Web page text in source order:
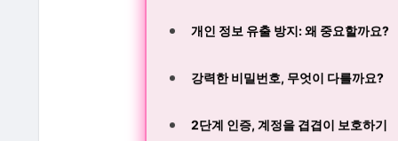
개인 정보 유출 방지: 왜 중요할까요?
강력한 비밀번호, 무엇이 다를까요?
2단계 인증, 계정을 겹겹이 보호하기